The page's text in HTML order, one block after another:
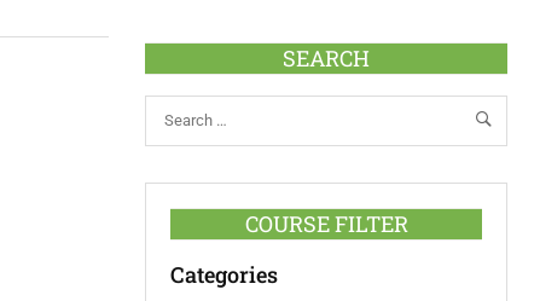
SEARCH
COURSE FILTER
Categories